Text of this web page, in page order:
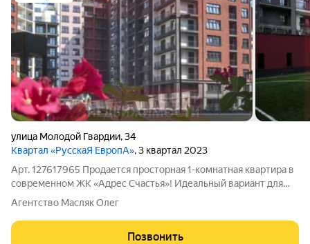
улица Молодой Гвардии,34
Квартал «РусскаЯ ЕвропА», 3 квартал 2023
Арт. 127617965 Продается просторная 1-комнатная квартира в
современном ЖК «Адрес Счастья»! Идеальный вариант для
тех, кто ценит комфорт, безопасность и качество жизни.
современными инженерными
Агентство Масляк Олег
Позвонить